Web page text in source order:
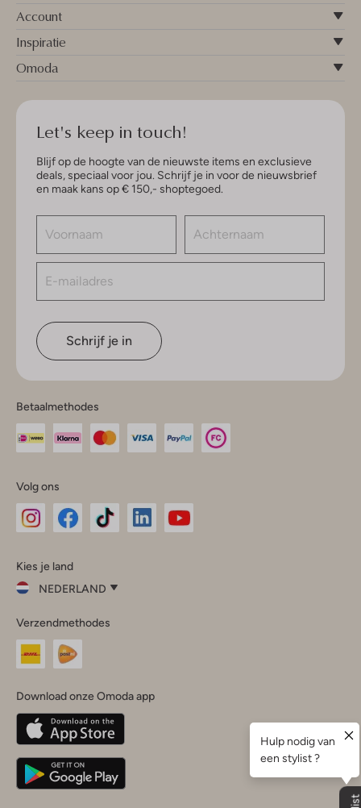
Account
Inspiratie
Omoda
Let's keep in touch!
Blijf op de hoogte van de nieuwste items en exclusieve
deals, speciaal voor jou. Schrijf je in voor de nieuwsbrief
en maak kans op € 150,- shoptegoed.
Schrijf je in
Betaalmethodes
Volg ons
InstagramFacebook
Kies je land
NEDERLAND
je
land
Nederland
Belgique(Français)
Deutschland
Verzendmethodes
Download onze Omoda app